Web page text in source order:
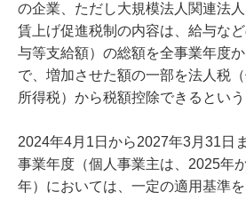
の企業、ただし大規模法人関連法
賃上げ促進税制の内容は、給与な
与等支給額）の総額を全事業年度
で、増加させた額の一部を法人税
所得税）から税額控除できるという
2024年4月1日から2027年3月31日
事業年度（個人事業主は、2025年
年）においては、一定の適用基準